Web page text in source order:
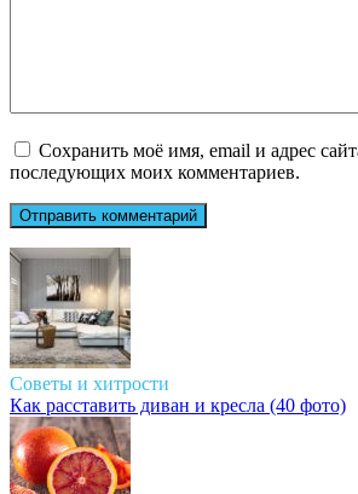
Сохранить моё имя, email и адрес
последующих моих комментариев.
Советы и хитрости
Как расставить диван и кресла (40 фото)